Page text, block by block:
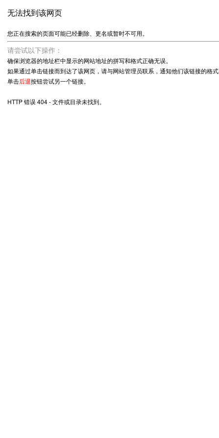
无法找到该网页
您正在搜索的页面可能已经删除、更名或暂时不可用。
请尝试以下操作：
确保浏览器的地址栏中显示的网站地址的拼写和格式正确无误。
如果通过单击链接而到达了该网页，请与网站管理员联系，通知他们该链接的格
单击后退按钮尝试另一个链接。
HTTP 错误 404 - 文件或目录未找到。